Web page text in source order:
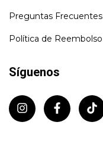
Preguntas Frecuentes
Política de Reembolso
Síguenos